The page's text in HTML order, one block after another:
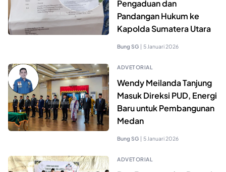
Pengaduan dan
Pandangan Hukum ke
Kapolda Sumatera Utara
Bung SG | 5 Januari 2026
ADVETORIAL
Wendy Meilanda Tanjung
Masuk Direksi PUD, Energi
Baru untuk Pembangunan
Medan
Bung SG | 5 Januari 2026
ADVETORIAL